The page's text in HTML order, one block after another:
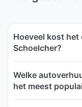
Hoeveel kost het
Schoelcher?
Welke
het meest